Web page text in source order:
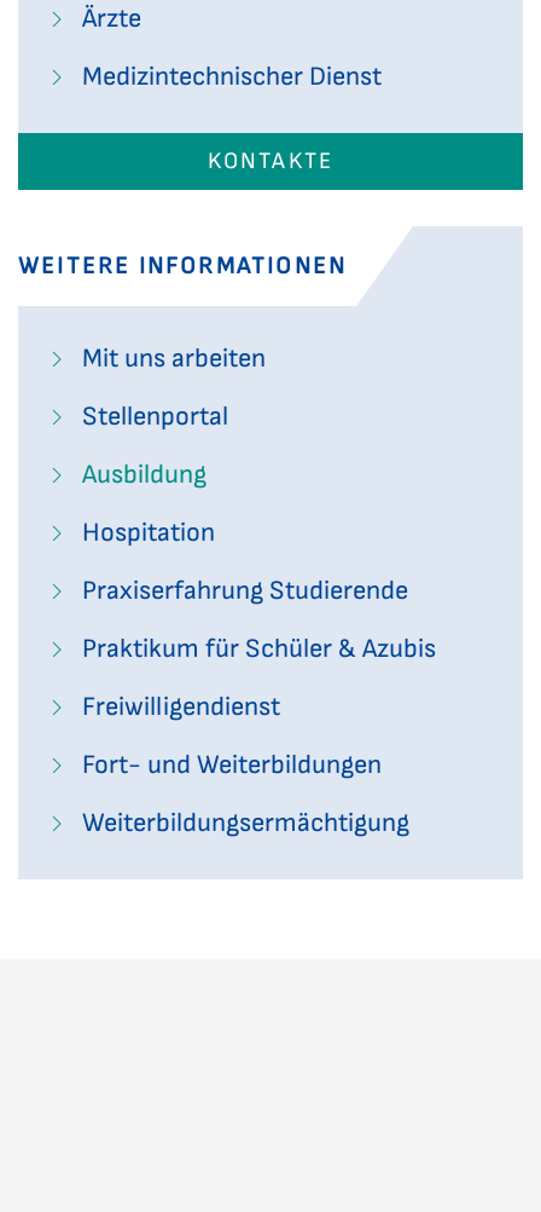
Ärzte
Medizintechnischer Dienst
KONTAKTE
WEITERE INFORMATIONEN
Mit uns arbeiten
Stellenportal
Ausbildung
Hospitation
Praxiserfahrung Studierende
Praktikum für Schüler & Azubis
Freiwilligendienst
Fort- und Weiterbildungen
Weiterbildungsermächtigung